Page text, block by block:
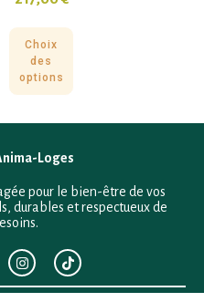
Choix
des
options
Loges
pour le bien-être de vos
durables et respectueux de